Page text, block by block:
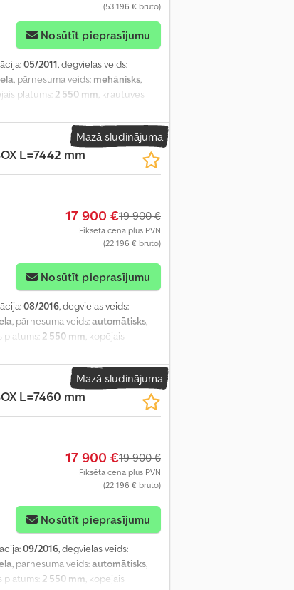
(53 196 € bruto)
Nosūtīt pieprasījumu
05/2011, degvielas veids:
, pārnesuma veids: mehānisks,
platums: 2 550 mm, krautuves
logu regulators, elektriski
Mazā sludinājuma
L=7442 mm
17 900 €19 900 €
Fiksēta cena plus PVN
(22 196 € bruto)
Nosūtīt pieprasījumu
08/2016, degvielas veids:
, pārnesuma veids:automātisks,
platums: 2 550 mm, kopējais
diferenciāļa bloķētājs,
kruīza kontrole, sēdekļa apsilde,
Mazā sludinājuma
L=7460 mm
17 900 €19 900 €
Fiksēta cena plus PVN
(22 196 € bruto)
Nosūtīt pieprasījumu
09/2016, degvielas veids:
, pārnesuma veids:automātisks,
platums: 2 550 mm, kopējais